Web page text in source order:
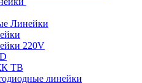
Линейки
220V
ТВ
линейки